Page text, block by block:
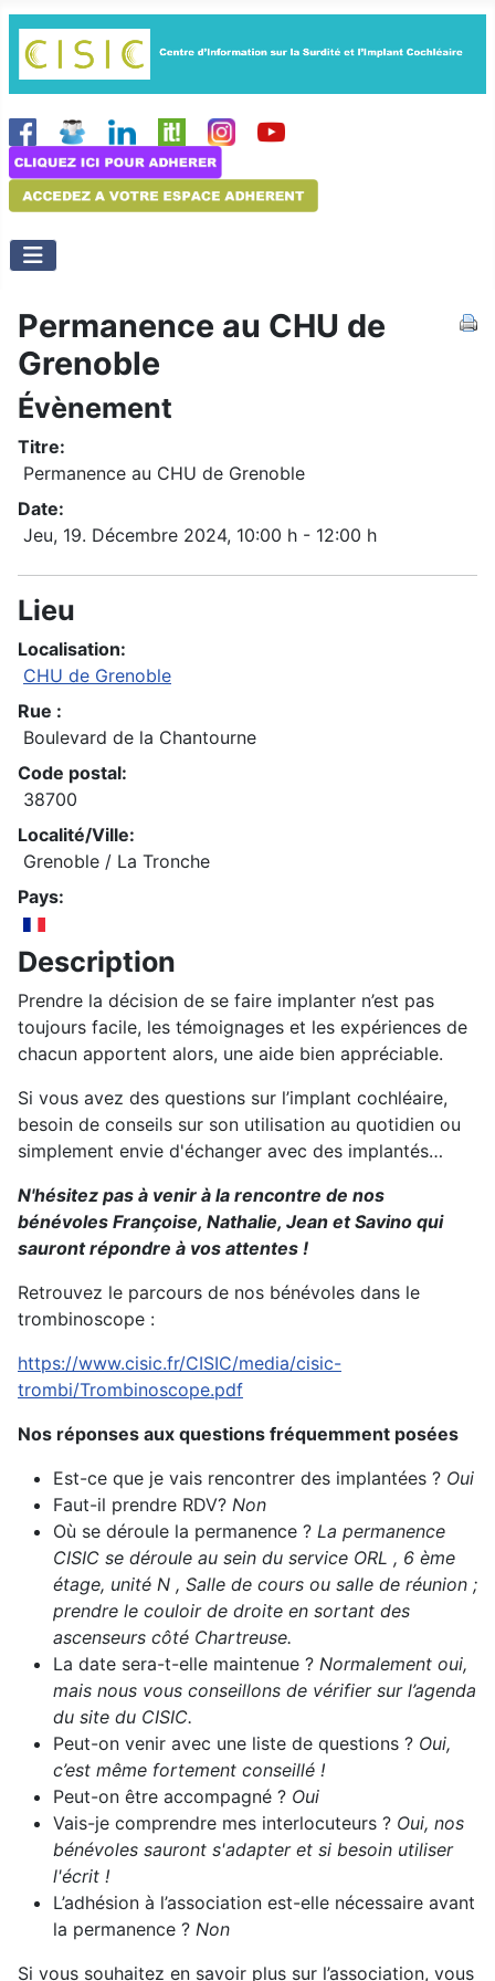
Permanence au CHU de
Grenoble
Évènement
Titre:
Permanence au CHU de Grenoble
Date:
Jeu, 19. Décembre 2024, 10:00 h - 12:00 h
Lieu
Localisation:
CHU de Grenoble
Rue :
Boulevard de la Chantourne
Code postal:
38700
Localité/Ville:
Grenoble / La Tronche
Pays:
Description
Prendre la décision de se faire implanter n’est pas
toujours facile, les témoignages et les expériences de
chacun apportent alors, une aide bien appréciable.
Si vous avez des questions sur l’implant cochléaire,
besoin de conseils sur son utilisation au quotidien ou
simplement envie d'échanger avec des implantés…
N'hésitez pas à venir à la rencontre de nos
bénévoles Françoise, Nathalie, Jean et Savino qui
sauront répondre à vos attentes !
Retrouvez le parcours de nos bénévoles dans le
trombinoscope :
https://www.cisic.fr/CISIC/media/cisic-
trombi/Trombinoscope.pdf
Nos réponses aux questions fréquemment posées
Est-ce que je vais rencontrer des implantées ? Oui
Faut-il prendre RDV? Non
Où se déroule la permanence ? La permanence
CISIC se déroule au sein du service ORL , 6 ème
étage, unité N , Salle de cours ou salle de réunion ;
prendre le couloir de droite en sortant des
ascenseurs côté Chartreuse.
La date sera-t-elle maintenue ? Normalement oui,
mais nous vous conseillons de vérifier sur l’agenda
du site du CISIC.
Peut-on venir avec une liste de questions ? Oui,
c’est même fortement conseillé !
Peut-on être accompagné ? Oui
Vais-je comprendre mes interlocuteurs ? Oui, nos
bénévoles sauront s'adapter et si besoin utiliser
l'écrit !
L’adhésion à l’association est-elle nécessaire avant
la permanence ? Non
Si vous souhaitez en savoir plus sur l’association, vous